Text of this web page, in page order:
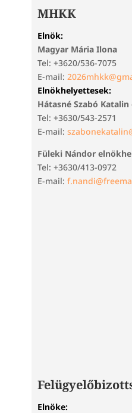
MHKK
Elnök:
Magyar Mária Ilona
Tel: +3620/536-7075
E-mail:
Elnökhelyettesek:
Hátasné Szabó
Tel: +3630/543-2571
E-mail:
Füleki Nándor
Tel: +3630/413-0972
E-mail:
Elnöke: